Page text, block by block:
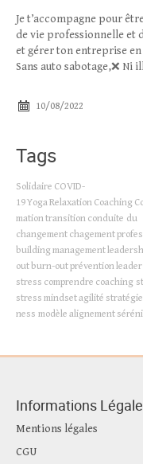
Contact
Je t’accompagne pour
de vie professionnelle et
et gérer ton entreprise en
Sans auto sabotage,❌ Ni
10/08/2022
Tags
Solidaire COVID-
19YogaRelaxation Coaching
mationtransition conduite du
changement chagement
building management
outburn-outprévention
stress comprendre coaching
stress mindsetagilité
ness modèle alignement
Informations
Mentions légales
CGU